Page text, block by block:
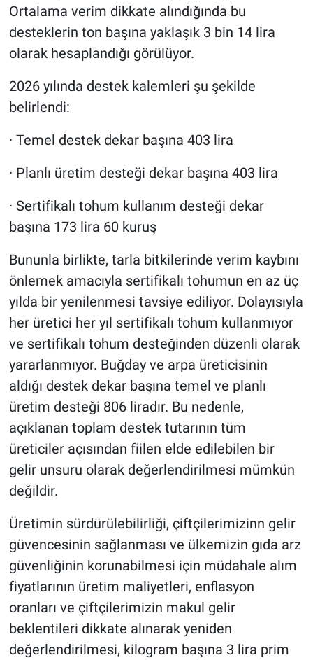
Ortalama verim dikkate alındığında bu
desteklerin ton başına yaklaşık 3 bin 14 lira
olarak hesaplandığı görülüyor.
2026 yılında destek kalemleri şu şekilde
belirlendi:
· Temel destek dekar başına 403 lira
· Planlı üretim desteği dekar başına 403 lira
· Sertifikalı tohum kullanım desteği dekar
başına 173 lira 60 kuruş
Bununla birlikte, tarla bitkilerinde verim kaybını
önlemek amacıyla sertifikalı tohumun en az üç
yılda bir yenilenmesi tavsiye ediliyor. Dolayısıyla
her üretici her yıl sertifikalı tohum kullanmıyor
ve sertifikalı tohum desteğinden düzenli olarak
yararlanmıyor. Buğday ve arpa üreticisinin
aldığı destek dekar başına temel ve planlı
üretim desteği 806 liradır. Bu nedenle,
açıklanan toplam destek tutarının tüm
üreticiler açısından fiilen elde edilebilen bir
gelir unsuru olarak değerlendirilmesi mümkün
değildir.
Üretimin sürdürülebilirliği, çiftçilerimizinn gelir
güvencesinin sağlanması ve ülkemizin gıda arz
güvenliğinin korunabilmesi için müdahale alım
fiyatlarının üretim maliyetleri, enflasyon
oranları ve çiftçilerimizin makul gelir
beklentileri dikkate alınarak yeniden
değerlendirilmesi, kilogram başına 3 lira prim